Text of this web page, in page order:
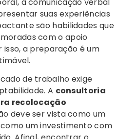
suas experiências
são habilidades que
com o apoio
isso, a preparação é um
de trabalho exige
A consultoria
recolocação
deve ser vista como um
um investimento com